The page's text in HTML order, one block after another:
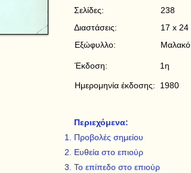
238
17 x 24
Μαλακό
1η
1980
Σελίδες:
Διαστάσεις:
Εξώφυλλο:
Έκδοση:
Ημερομηνία έκδοσης:
Περιεχόμενα:
Προβολές σημείου
Ευθεία στο επιούρ
Το επίπεδο στο επιούρ